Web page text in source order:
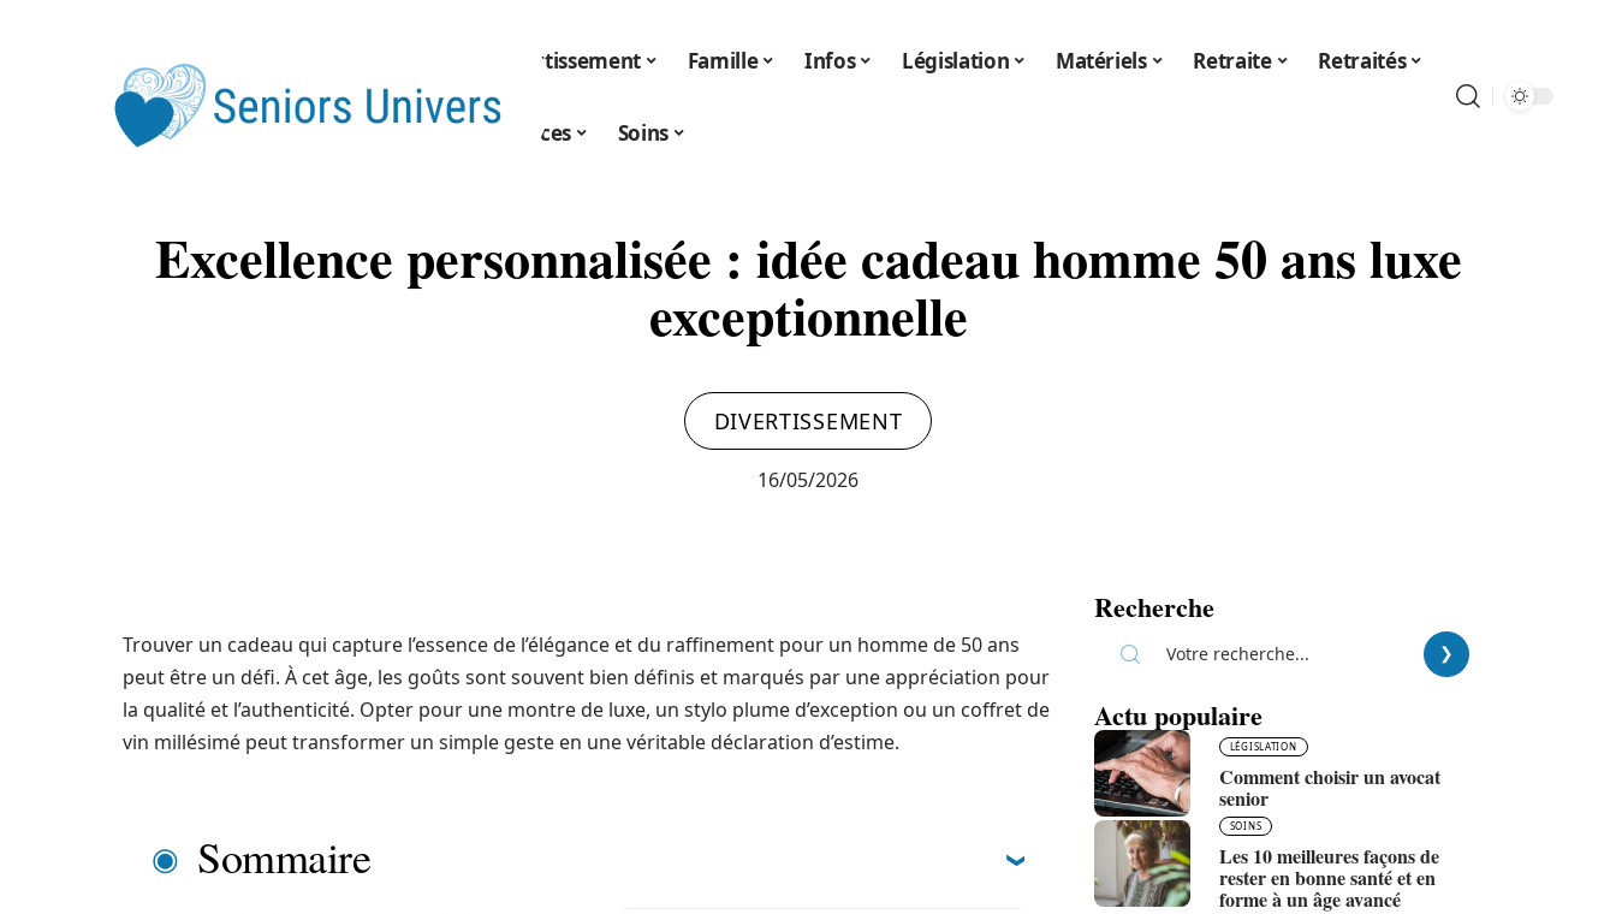
Divertissement Famille Infos Législation Matériels Retraite Retraités
Services Soins
Excellence personnalisée : idée cadeau homme 50 ans luxe
exceptionnelle
DIVERTISSEMENT
16/05/2026
Trouver un cadeau qui capture l’essence de l’élégance et du raffinement pour un homme de 50 ans
peut être un défi. À cet âge, les goûts sont souvent bien définis et marqués par une appréciation pour
la qualité et l’authenticité. Opter pour une montre de luxe, un stylo plume d’exception ou un coffret de
vin millésimé peut transformer un simple geste en une véritable déclaration d’estime.
Sommaire
Recherche
Actu populaire
LÉGISLATION
Comment choisir un avocat
senior
SOINS
Les 10 meilleures façons de
rester en bonne santé et en
forme à un âge avancé